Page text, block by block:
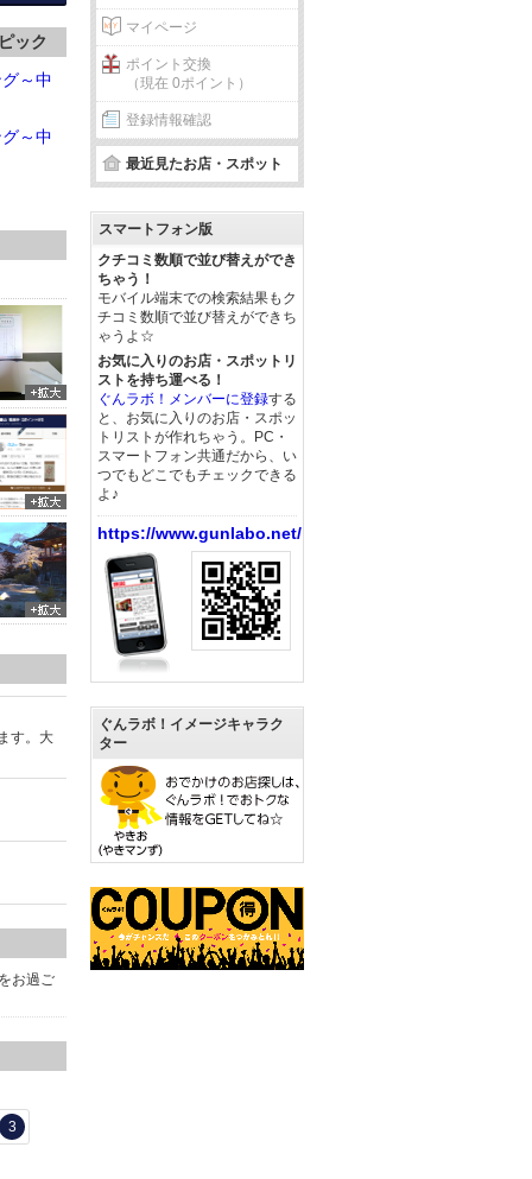
ック
～中
～中
す。大
お過ご
3
マイページ
ポイント交換
（現在 0ポイント）
登録情報確認
最近見たお店・スポット
スマートフォン版
クチコミ数順で並び替えができ
ちゃう！
モバイル端末での検索結果もク
チコミ数順で並び替えができち
ゃうよ☆
お気に入りのお店・スポットリ
ストを持ち運べる！
ぐんラボ！メンバーに登録する
と、お気に入りのお店・スポッ
トリストが作れちゃう。PC・
スマートフォン共通だから、い
つでもどこでもチェックできる
よ♪
https://www.gunlabo.net/
ぐんラボ！イメージキャラク
ター